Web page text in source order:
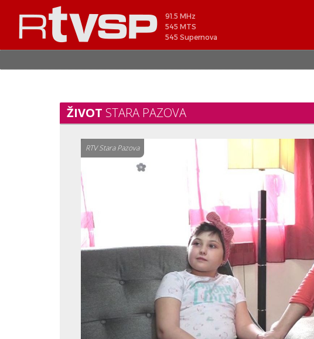
91.5 MHz
545 MTS
545 Supernova
ŽIVOT STARA PAZOVA
RTV Stara Pazova